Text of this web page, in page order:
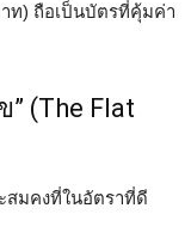
ท) ถือเป็นบัตรที่คุ้มค่า
” (The Flat
สมคงที่ในอัตราที่ดี